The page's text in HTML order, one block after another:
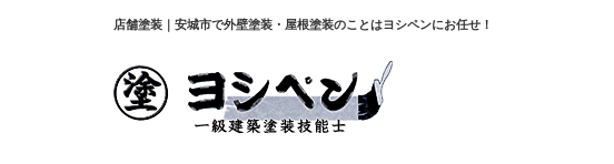
店舗塗装｜安城市で外壁塗装・屋根塗装のことはヨシペンにお任せ！